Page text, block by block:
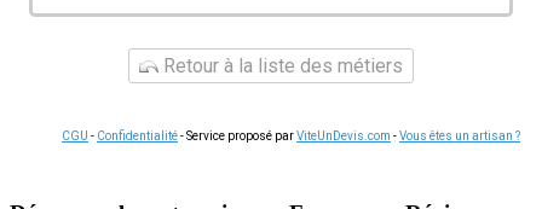
Retour à la liste des métiers
CGU - Confidentialité- Service proposé parViteUnDevis.com -Vous êtes un artisan ?